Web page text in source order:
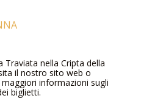
Traviata nella Cripta della
il nostro sito web o
informazioni sugli
biglietti.